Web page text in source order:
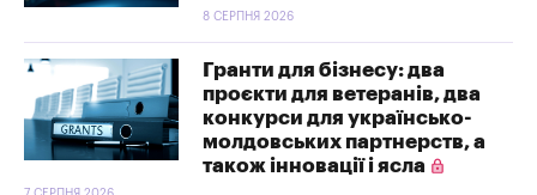
8 СЕРПНЯ 2026
Гранти для бізнесу: два
проєкти для ветеранів, два
конкурси для українсько-
молдовських партнерств, а
також інновації і ясла